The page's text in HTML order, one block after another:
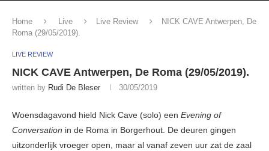
Home Live Live Review
NICK CAVE Antwerpen, De
Roma (29/05/2019).
LIVE REVIEW
NICK CAVE Antwerpen, De Roma (29/05/2019).
written by Rudi De Bleser 30/05/2019
Woensdagavond hield Nick Cave (solo) een Evening of
Conversation in de Roma in Borgerhout. De deuren gingen
uitzonderlijk vroeger open, maar al vanaf zeven uur zat de zaal